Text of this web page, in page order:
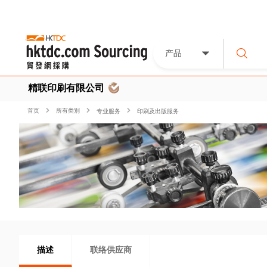
产品
精联印刷有限公司
首页 所有类別 专业服务 印刷及出版服务
描述 联络供应商